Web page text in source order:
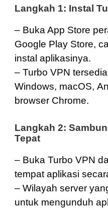
Langkah 1: Instal
– Buka App Store
Google Play Store,
instal aplikasinya.
– Turbo VPN
Windows, macOS,
browser Chrome.
Langkah 2:
Tepat
– Buka Turbo VPN
tempat aplikasi
– Wilayah server
untuk mengunduh